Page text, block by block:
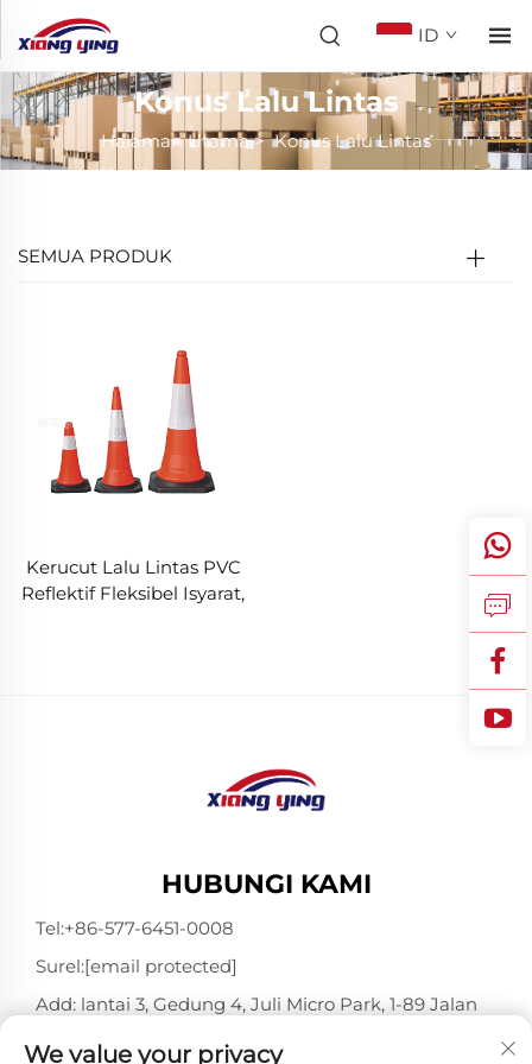
ID
Konus Lalu Lintas
Halaman Utama>Konus Lalu Lintas
SEMUA PRODUK
Kerucut Lalu Lintas PVC
Reflektif Fleksibel Isyarat,
HUBUNGI KAMI
Tel:+86-577-6451-0008
Surel:[email protected]
Add: lantai 3, Gedung 4, Juli Micro Park, 1-89 Jalan
325802
We value your privacy